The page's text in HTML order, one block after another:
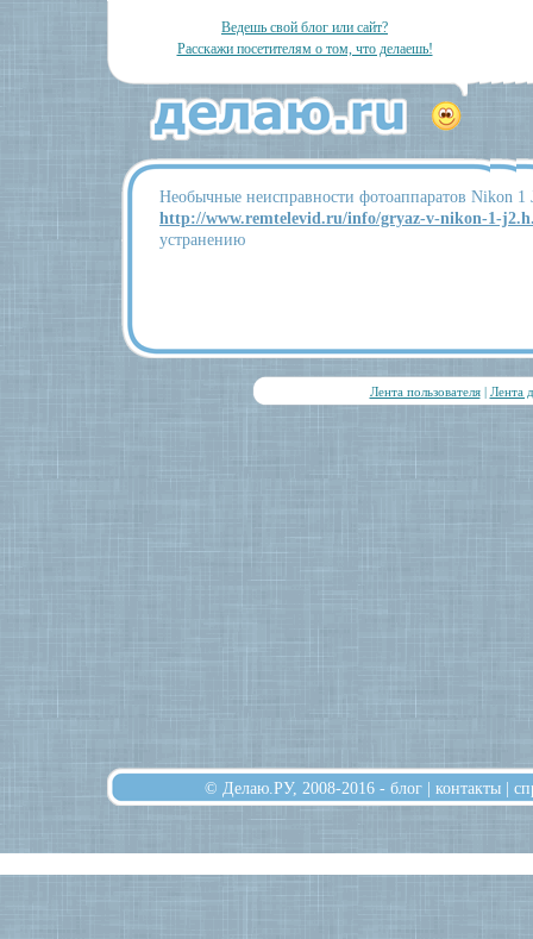
Ведешь свой блог или сайт?
Расскажи посетителям о том, что делаешь!
Необычные неисправности фотоаппаратов Nikon 1
http://www.remtelevid.ru/info/gryaz-v-nikon-1-
устранению
Лента пользователя| Лента
© Делаю.РУ, 2008-2016 - блог | контакты |